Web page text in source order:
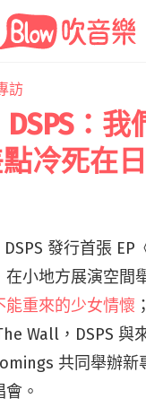
訪
DSPS：我
冷死在
發行首張 EP
小地方展演空間
能重來的少女情懷
Wall，DSPS 與
共同舉辦新
。